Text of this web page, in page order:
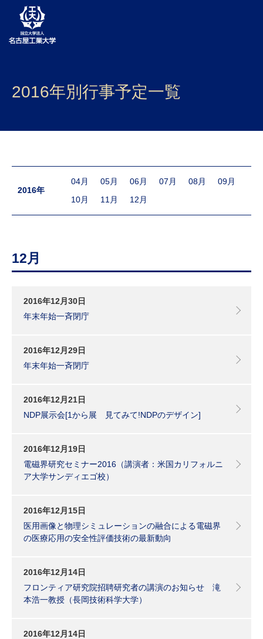
学部・大学院・センター
研究・産学官連携
研究・教員Navi
アクセス
キャンパスマップ 資料請求
2016年別行事予定一覧
2016年
04月 05月 06月 07月 08月
09月
10月
11月 12月
12月
2016年12月30日
年末年始一斉閉庁
2016年12月29日
年末年始一斉閉庁
2016年12月21日
NDP展示会[1から展 見てみて!NDPのデザイン]
2016年12月19日
電磁界研究セミナー2016（講演者：米国カリフォルニ
ア大学サンディエゴ校）
2016年12月15日
医用画像と物理シミュレーションの融合による電磁界
の医療応用の安全性評価技術の最新動向
2016年12月14日
フロンティア研究院招聘研究者の講演のお知らせ 滝
本浩一教授（長岡技術科学大学）
2016年12月14日